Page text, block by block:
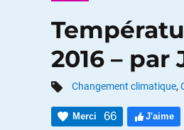
2016 –
Changement climatique,
Merci 66 J'aime